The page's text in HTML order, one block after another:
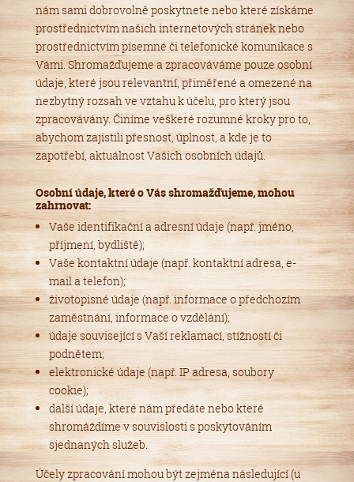
nám sami dobrovolně poskytnete nebo které získáme
prostřednictvím našich internetových stránek nebo
prostřednictvím písemné či telefonické komunikace s
Vámi. Shromažďujeme a zpracováváme pouze osobní
údaje, které jsou relevantní, přiměřené a omezené na
nezbytný rozsah ve vztahu k účelu, pro který jsou
zpracovávány. Činíme veškeré rozumné kroky pro to,
abychom zajistili přesnost, úplnost, a kde je to
zapotřebí, aktuálnost Vašich osobních údajů.
Osobní údaje, které o Vás shromažďujeme, mohou
zahrnovat:
Vaše identifikační a adresní údaje (např. jméno,
příjmení, bydliště);
Vaše kontaktní údaje (např. kontaktní adresa, e-
mail a telefon);
životopisné údaje (např. informace o předchozím
zaměstnání, informace o vzdělání);
údaje související s Vaší reklamací, stížností či
podnětem;
elektronické údaje (např. IP adresa, soubory
cookie);
další údaje, které nám předáte nebo které
shromáždíme v souvislosti s poskytováním
sjednaných služeb.
Účely zpracování mohou být zejména následující (u